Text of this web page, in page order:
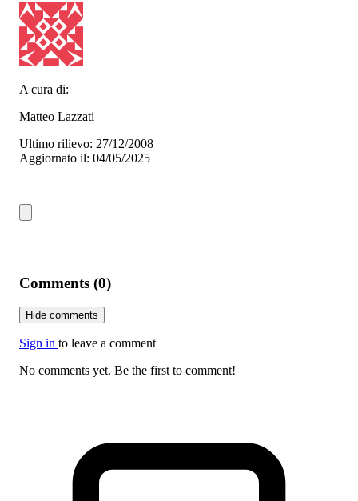
A cura di:
Matteo Lazzati
Ultimo rilievo: 27/12/2008
Aggiornato il: 04/05/2025
Comments (0)
Hide comments
Sign in to leave a comment
No comments yet. Be the first to comment!